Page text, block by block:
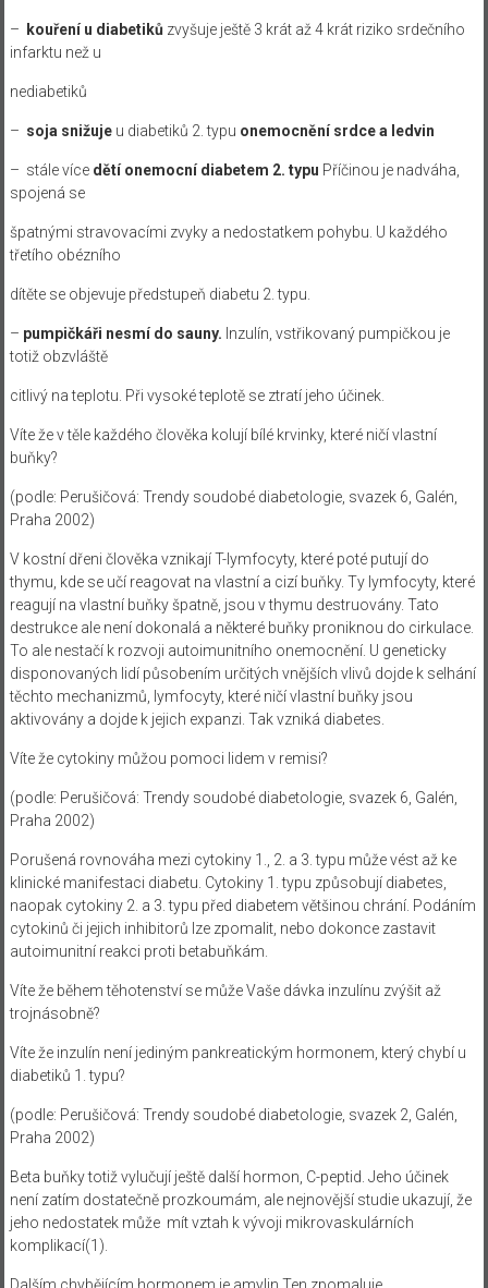
– kouření u diabetiků zvyšuje ještě 3 krát až 4 krát riziko srdečního
infarktu než u
nediabetiků
– soja snižujeu diabetiků 2. typu onemocnění srdce a ledvin
– stále více dětí onemocní diabetem 2. typu Příčinou je nadváha,
spojená se
špatnými stravovacími zvyky a nedostatkem pohybu. U každého
třetího obézního
dítěte se objevuje předstupeň diabetu 2. typu.
– pumpičkáři nesmí do sauny. Inzulín, vstřikovaný pumpičkou je
totiž obzvláště
citlivý na teplotu. Při vysoké teplotě se ztratí jeho účinek.
Víte že v těle každého člověka kolují bílé krvinky, které ničí vlastní
buňky?
(podle: Perušičová: Trendy soudobé diabetologie, svazek 6, Galén,
Praha 2002)
V kostní dřeni člověka vznikají T-lymfocyty, které poté putují do
thymu, kde se učí reagovat na vlastní a cizí buňky. Ty lymfocyty, které
reagují na vlastní buňky špatně, jsou v thymu destruovány. Tato
destrukce ale není dokonalá a některé buňky proniknou do cirkulace.
To ale nestačí k rozvoji autoimunitního onemocnění. U geneticky
disponovaných lidí působením určitých vnějších vlivů dojde k selhání
těchto mechanizmů, lymfocyty, které ničí vlastní buňky jsou
aktivovány a dojde k jejich expanzi. Tak vzniká diabetes.
Víte že cytokiny můžou pomoci lidem v remisi?
(podle: Perušičová: Trendy soudobé diabetologie, svazek 6, Galén,
Praha 2002)
Porušená rovnováha mezi cytokiny 1., 2. a 3. typu může vést až ke
klinické manifestaci diabetu. Cytokiny 1. typu způsobují diabetes,
naopak cytokiny 2. a 3. typu před diabetem většinou chrání. Podáním
cytokinů či jejich inhibitorů lze zpomalit, nebo dokonce zastavit
autoimunitní reakci proti betabuňkám.
Víte že během těhotenství se může Vaše dávka inzulínu zvýšit až
trojnásobně?
Víte že inzulín není jediným pankreatickým hormonem, který chybí u
diabetiků 1. typu?
(podle: Perušičová: Trendy soudobé diabetologie, svazek 2, Galén,
Praha 2002)
Beta buňky totiž vylučují ještě další hormon, C-peptid. Jeho účinek
není zatím dostatečně prozkoumám, ale nejnovější studie ukazují, že
jeho nedostatek může mít vztah k vývoji mikrovaskulárních
komplikací(1).
Dalším chybějícím hormonem je amylin.Ten zpomaluje